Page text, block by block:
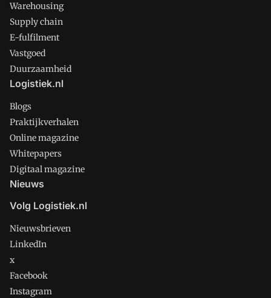
Warehousing
Supply chain
E-fulfilment
Vastgoed
Duurzaamheid
Logistiek.nl
Blogs
Praktijkverhalen
Online magazine
Whitepapers
Digitaal magazine
Nieuws
Volg Logistiek.nl
Nieuwsbrieven
LinkedIn
x
Facebook
Instagram